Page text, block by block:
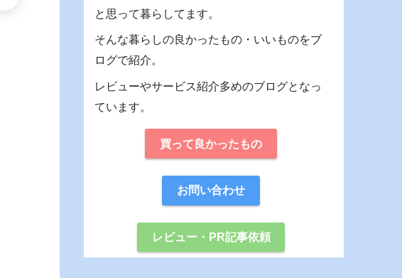
と思って暮らしてます。
そんな暮らしの良かったもの・いいものをブ
ログで紹介。
レビューやサービス紹介多めのブログとなっ
ています。
買って良かったもの
お問い合わせ
レビュー・PR記事依頼